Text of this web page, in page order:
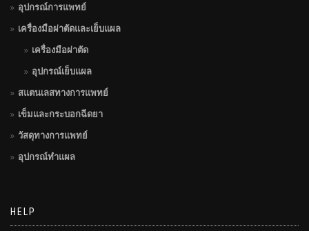
อุปกรณ์การแพทย์
เครื่องมือผ่าตัดและเย็บแผล
เครื่องมือผ่าตัด
อุปกรณ์เย็บแผล
สแตนเลสทางการแพทย์
เข็มและกระบอกฉีดยา
วัสดุทางการแพทย์
อุปกรณ์ทำแผล
HELP